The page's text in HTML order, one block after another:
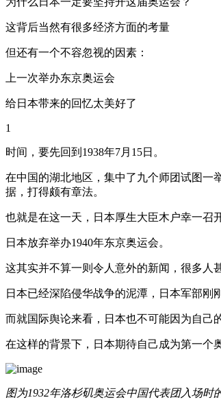
这背后当然有很多经济方面的考量
但还有一个不容忽视的因素：
上一次举办东京奥运会
给日本带来的回忆太美好了
1
时间，要先回到1938年7月15日。
在中国的湖北地区，集中了九个师团试图
据，打得颇有章法。
也就是在这一天，日本厚生大臣木户幸一召
日本放弃举办1940年东京奥运会。
这其实并不算一则令人意外的新闻，很多人
日本已经深陷侵华战争的泥潭，日本军部刚
而就国际舆论来看，日本也不可能因为自己
在这样的背景下，日本期待自己成为第一个
图为1932年洛杉矶奥运会中国代表团入场